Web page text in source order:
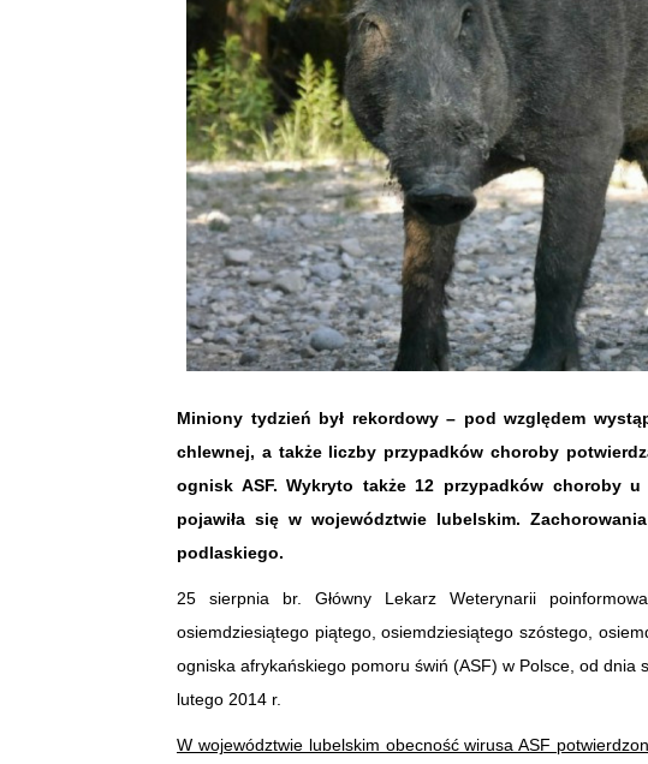
Miniony tydzień był rekordowy – pod względem
chlewnej, a także liczby przypadków choroby
ognisk ASF. Wykryto także 12 przypadków choroby
pojawiła się w województwie lubelskim.
podlaskiego.
25 sierpnia br. Główny Lekarz Weterynarii
osiemdziesiątego piątego, osiemdziesiątego szóstego,
ogniska afrykańskiego pomoru świń (ASF) w Polsce, od dnia
lutego 2014 r.
W województwie lubelskim obecność wirusa ASF